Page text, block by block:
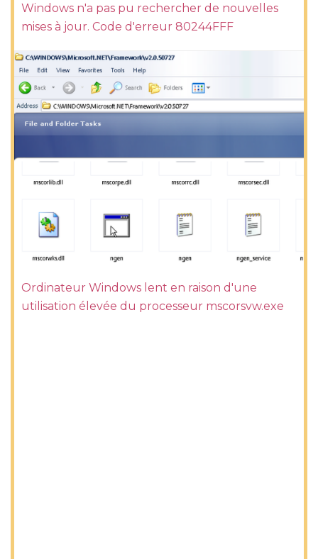
Windows n'a pas pu rechercher de nouvelles
mises à jour. Code d'erreur 80244FFF
Ordinateur Windows lent en raison d'une
utilisation élevée du processeur mscorsvw.exe